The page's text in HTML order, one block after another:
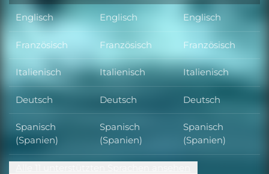
Englisch Englisch Englisch
Französisch Französisch Französisch
Italienisch Italienisch Italienisch
Deutsch Deutsch Deutsch
Spanisch
(Spanien)
Spanisch
(Spanien)
Spanisch
(Spanien)